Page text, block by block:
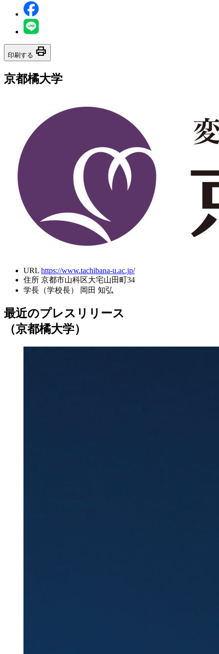
印刷する print
京都橘大学
URL https://www.tachibana-u.ac.jp/
住所 京都市山科区大宅山田町34
学長（学校長）
岡田 知弘
最近のプレスリリース
（京都橘大学）